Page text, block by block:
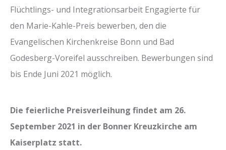
Flüchtlings- und Integrationsarbeit Engagierte für
den Marie-Kahle-Preis bewerben, den die
Evangelischen Kirchenkreise Bonn und Bad
Godesberg-Voreifel ausschreiben. Bewerbungen sind
bis Ende Juni 2021 möglich.
Die feierliche Preisverleihung findet am 26.
September 2021 in der Bonner Kreuzkirche am
Kaiserplatz statt.